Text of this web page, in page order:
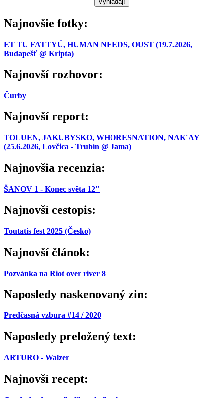
Najnovšie fotky:
ET TU FATTYÚ, HUMAN NEEDS, OUST (19.7.2026,
Budapešť @ Kripta)
Najnovší rozhovor:
Čurby
Najnovší report:
TOLUEN, JAKUBYSKO, WHORESNATION, NAK´AY
(25.6.2026, Lovčica - Trubín @ Jama)
Najnovšia recenzia:
ŠANOV 1 - Konec světa 12"
Najnovší cestopis:
Toutatis fest 2025 (Česko)
Najnovší článok:
Pozvánka na Riot over river 8
Naposledy naskenovaný zin:
Predčasná vzbura #14 / 2020
Naposledy preložený text:
ARTURO - Walzer
Najnovší recept: